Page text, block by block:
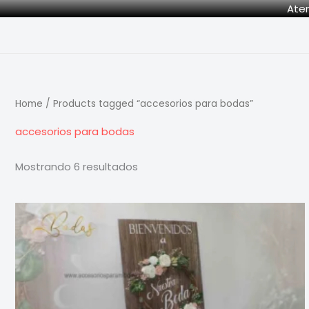
Skip
Home / Products tagged “accesorios para bodas”
accesorios para bodas
Mostrando 6 resultados